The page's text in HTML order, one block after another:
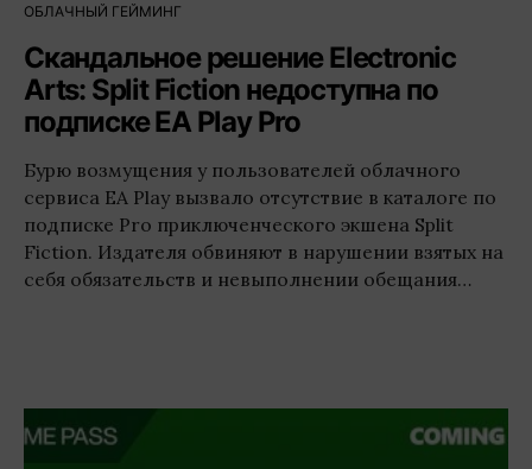
ОБЛАЧНЫЙ ГЕЙМИНГ
Скандальное решение Electronic
Arts: Split Fiction недоступна по
подписке EA Play Pro
Бурю возмущения у пользователей облачного
сервиса EA Play вызвало отсутствие в каталоге по
подписке Pro приключенческого экшена Split
Fiction. Издателя обвиняют в нарушении взятых на
себя обязательств и невыполнении обещания…